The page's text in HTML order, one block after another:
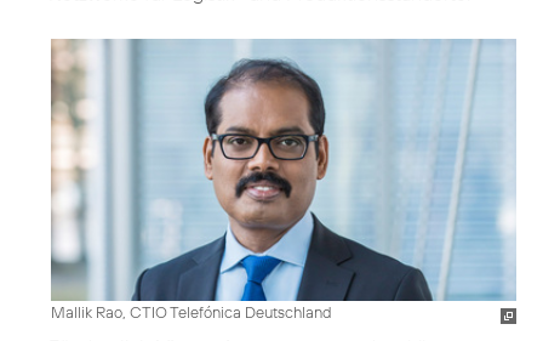
Mallik Rao, CTIO Telefónica Deutschland